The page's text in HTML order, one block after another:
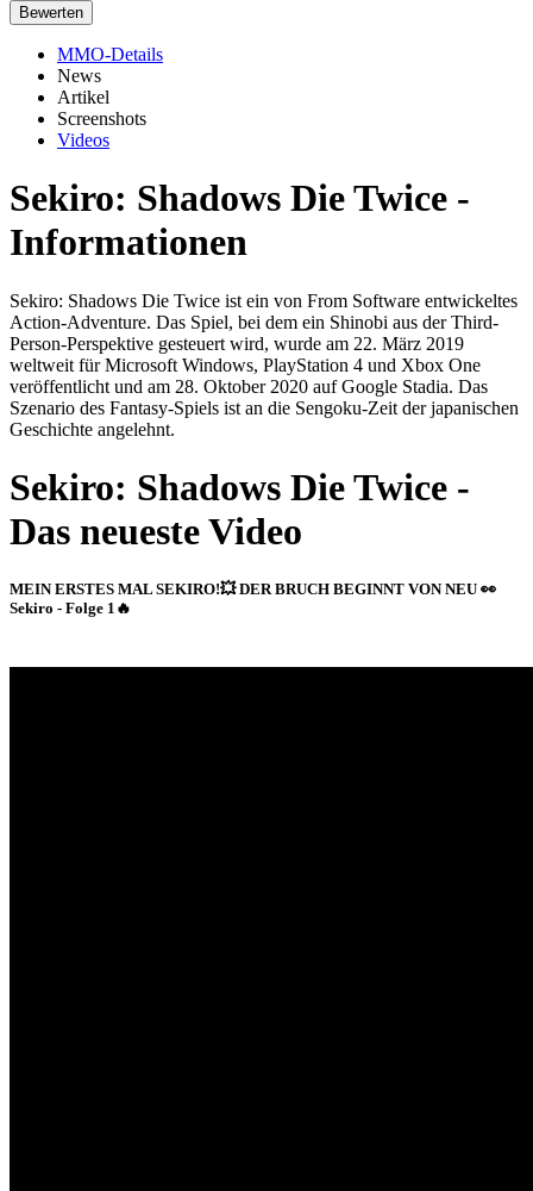
MMO-Details
News
Artikel
Screenshots
Videos
Sekiro: Shadows Die Twice -
Informationen
Sekiro: Shadows Die Twice ist ein von From Software entwickeltes
Action-Adventure. Das Spiel, bei dem ein Shinobi aus der Third-
Person-Perspektive gesteuert wird, wurde am 22. März 2019
weltweit für Microsoft Windows, PlayStation 4 und Xbox One
veröffentlicht und am 28. Oktober 2020 auf Google Stadia. Das
Szenario des Fantasy-Spiels ist an die Sengoku-Zeit der japanischen
Geschichte angelehnt.
Sekiro: Shadows Die Twice -
Das neueste Video
MEIN ERSTES MAL SEKIRO!💥 DER BRUCH BEGINNT VON NEU 👀
Sekiro - Folge 1🔥